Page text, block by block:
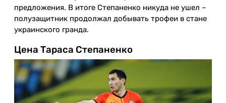
предложения. В итоге Степаненко никуда не ушел –
полузащитник продолжал добывать трофеи в стане
украинского гранда.
Цена Тараса Степаненко